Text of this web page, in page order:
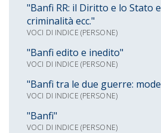
"Banfi RR: il Diritto e lo Stato
criminalità ecc."
VOCI DI INDICE (PERSONE)
"Banfi edito e inedito"
VOCI DI INDICE (PERSONE)
"Banfi tra le due guerre:
VOCI DI INDICE (PERSONE)
"Banfi"
VOCI DI INDICE (PERSONE)